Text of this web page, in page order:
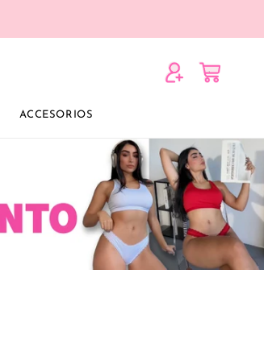
ACCESORIOS
Iniciar
sesión
Carrito